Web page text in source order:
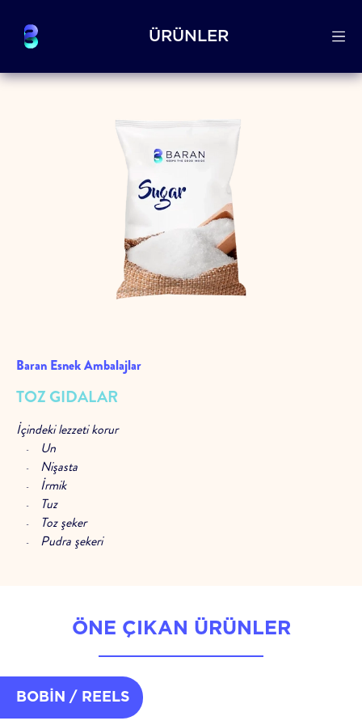
ÜRÜNLER
Baran Esnek Ambalajlar
TOZ GIDALAR
İçindeki lezzeti korur
Un
Nişasta
İrmik
Tuz
Toz şeker
Pudra şekeri
Kabartma tozu
Uzun süreli nem kontrolü için tasarlandı
Oksijen ve neme karşı güçlü bariyer özellikleri ile uzun raf
ÖNE ÇIKAN ÜRÜNLER
BOBİN / REELS